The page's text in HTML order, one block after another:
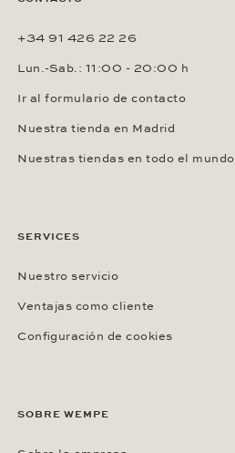
+34 91 426 22 26
Lun.-Sab.: 11:00 - 20:00 h
Ir al formulario de contacto
Nuestra tienda en Madrid
Nuestras tiendas en todo el mundo
SERVICES
Nuestro servicio
Ventajas como cliente
Configuración de cookies
SOBRE WEMPE